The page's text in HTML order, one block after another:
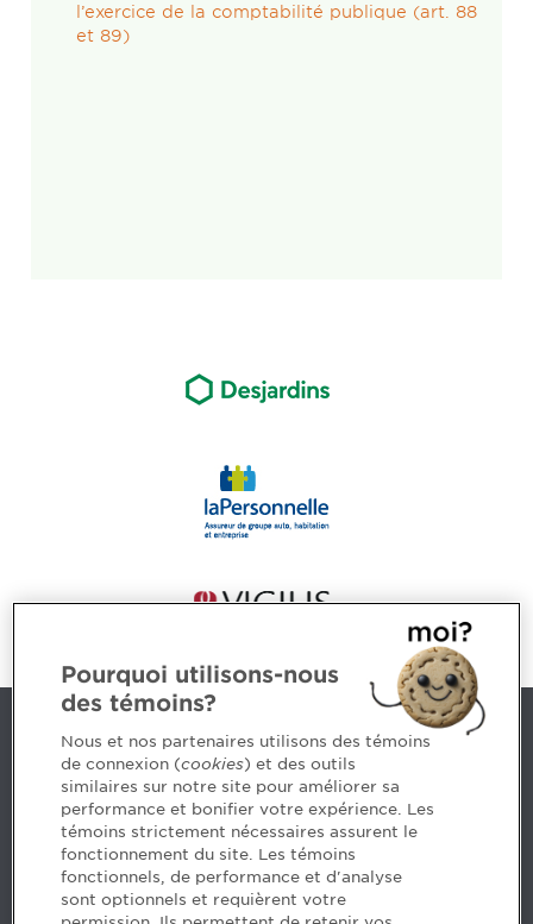
l’exercice de la comptabilité publique (art. 88
et 89)
Nous joindre
5, Place Ville Marie, bureau 800, Montréal (Québec)
H3B 2G2
www.cpaquebec.ca
Des questions? Faites appel à notre équipe >
Pourquoi utilisons-nous
des témoins?
Nous et nos partenaires utilisons des témoins
de connexion (cookies) et des outils
similaires sur notre site pour améliorer sa
performance et bonifier votre expérience. Les
témoins strictement nécessaires assurent le
fonctionnement du site. Les témoins
fonctionnels, de performance et d'analyse
sont optionnels et requièrent votre